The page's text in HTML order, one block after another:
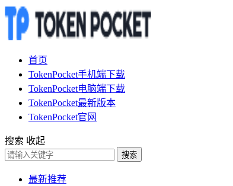
首页
TokenPocket手机端下载
TokenPocket电脑端下载
TokenPocket最新版本
TokenPocket官网
搜索 收起
搜索
最新推荐